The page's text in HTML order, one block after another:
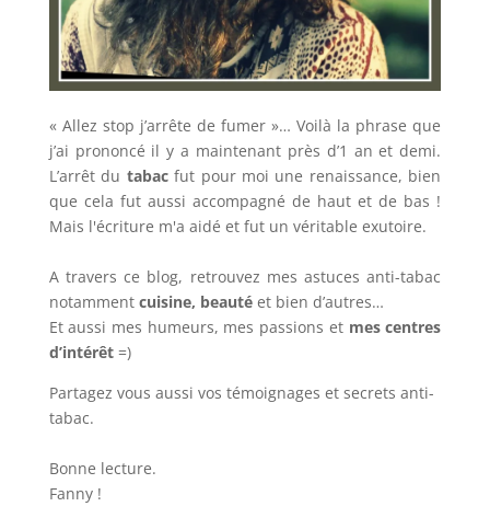
« Allez stop j’arrête de fumer »… Voilà la phrase que
j’ai prononcé il y a maintenant près d’1 an et demi.
L’arrêt du tabacfut pour moi une renaissance, bien
que cela fut aussi accompagné de haut et de bas !
Mais l'écriture m'a aidé et fut un véritable exutoire.
A travers ce blog, retrouvez mes astuces anti-tabac
notamment cuisine, beautéet bien d’autres…
Et aussi mes humeurs, mes passions et mes centres
d’intérêt=)
Partagez vous aussi vos témoignages et secrets anti-
tabac.
Bonne lecture.
Fanny !